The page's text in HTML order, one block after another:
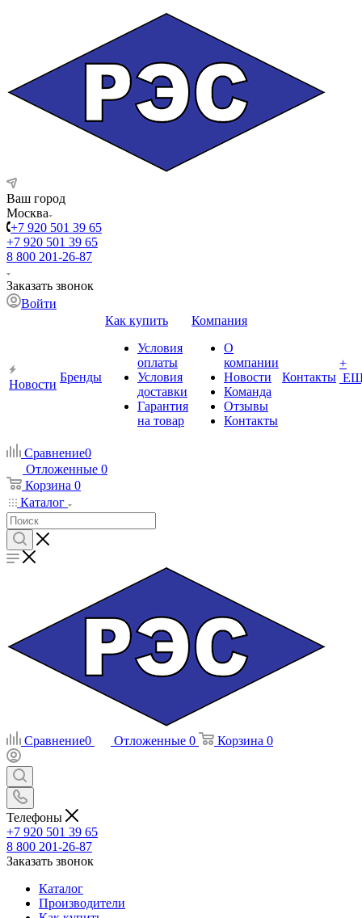
Ваш город
Москва
+7 920 501 39 65
+7 920 501 39 65
8 800 201-26-87
Заказать звонок
Войти
Новости
Бренды
Как купить
Условия
оплаты
Условия
доставки
Гарантия
на товар
Компания
О
компании
Новости
Команда
Отзывы
Контакты
Контакты
+
Сравнение0
Отложенные 0
Корзина 0
Каталог
Сравнение0 Отложенные 0 Корзина 0
Телефоны
+7 920 501 39 65
8 800 201-26-87
Заказать звонок
Каталог
Производители